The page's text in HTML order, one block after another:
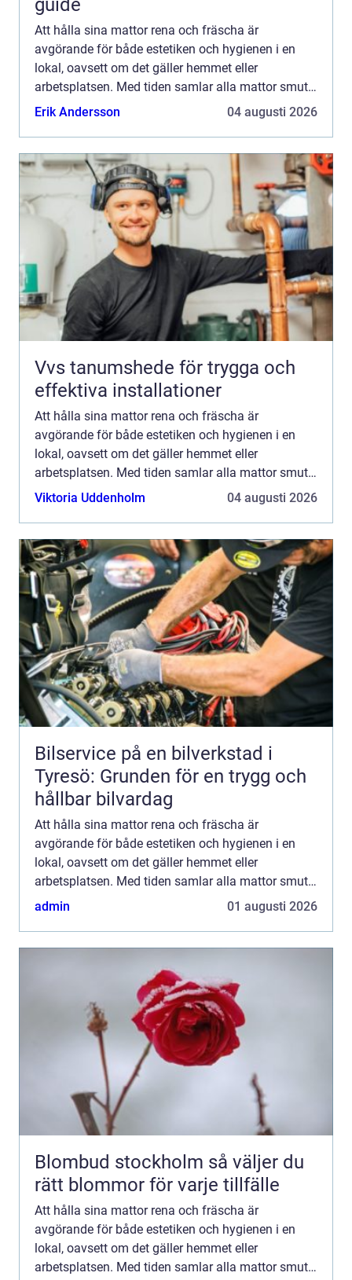
guide
Att hålla sina mattor rena och fräscha är
avgörande för både estetiken och hygienen i en
lokal, oavsett om det gäller hemmet eller
arbetsplatsen. Med tiden samlar alla mattor smuts,
damm och envisa fläckar so...
Erik Andersson 04 augusti 2026
Vvs tanumshede för trygga och
effektiva installationer
Att hålla sina mattor rena och fräscha är
avgörande för både estetiken och hygienen i en
lokal, oavsett om det gäller hemmet eller
arbetsplatsen. Med tiden samlar alla mattor smuts,
damm och envisa fläckar so...
Viktoria Uddenholm 04 augusti 2026
Bilservice på en bilverkstad i
Tyresö: Grunden för en trygg och
hållbar bilvardag
Att hålla sina mattor rena och fräscha är
avgörande för både estetiken och hygienen i en
lokal, oavsett om det gäller hemmet eller
arbetsplatsen. Med tiden samlar alla mattor smuts,
damm och envisa fläckar so...
admin 01 augusti 2026
Blombud stockholm så väljer du
rätt blommor för varje tillfälle
Att hålla sina mattor rena och fräscha är
avgörande för både estetiken och hygienen i en
lokal, oavsett om det gäller hemmet eller
arbetsplatsen. Med tiden samlar alla mattor smuts,